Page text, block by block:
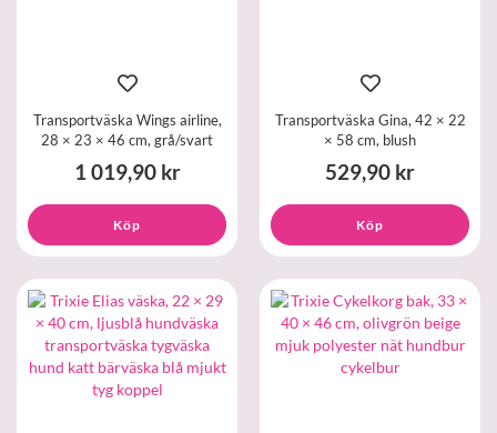
Transportväska Wings airline,
28 × 23 × 46 cm, grå/svart
1 019,90 kr
Köp
Transportväska Gina, 42 × 22
× 58 cm, blush
529,90 kr
Köp